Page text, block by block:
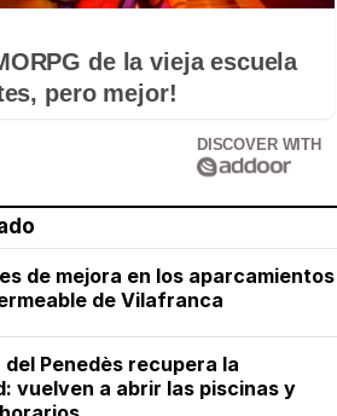
de la vieja escuela
pero mejor!
DISCOVER WITH
de mejora en los aparcamientos
de Vilafranca
Penedès recupera la
vuelven a abrir las piscinas y